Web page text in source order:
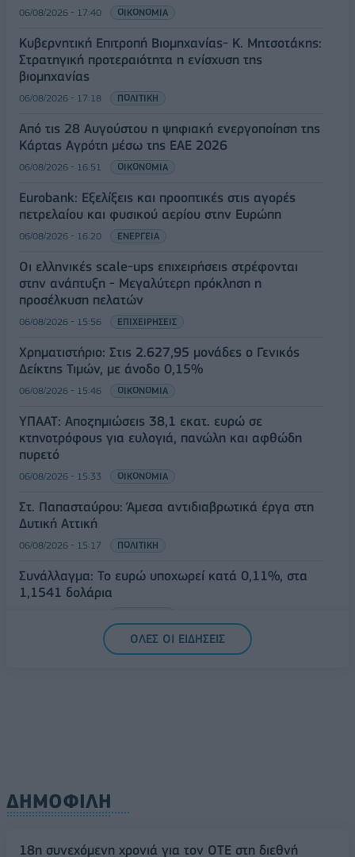
06/08/2026 - 17:40 ΟΙΚΟΝΟΜΙΑ
Κυβερνητική Επιτροπή Βιομηχανίας- Κ. Μητσοτάκης:
Στρατηγική προτεραιότητα η ενίσχυση της
βιομηχανίας
06/08/2026 - 17:18 ΠΟΛΙΤΙΚΗ
Από τις 28 Αυγούστου η ψηφιακή ενεργοποίηση της
Κάρτας Αγρότη μέσω της ΕΑΕ 2026
06/08/2026 - 16:51 ΟΙΚΟΝΟΜΙΑ
Eurobank: Εξελίξεις και προοπτικές στις αγορές
πετρελαίου και φυσικού αερίου στην Ευρώπη
06/08/2026 - 16:20 ΕΝΕΡΓΕΙΑ
Οι ελληνικές scale-ups επιχειρήσεις στρέφονται
στην ανάπτυξη - Μεγαλύτερη πρόκληση η
προσέλκυση πελατών
06/08/2026 - 15:56 ΕΠΙΧΕΙΡΗΣΕΙΣ
Χρηματιστήριο: Στις 2.627,95 μονάδες ο Γενικός
Δείκτης Τιμών, με άνοδο 0,15%
06/08/2026 - 15:46 ΟΙΚΟΝΟΜΙΑ
ΥΠΑΑΤ: Αποζημιώσεις 38,1 εκατ. ευρώ σε
κτηνοτρόφους για ευλογιά, πανώλη και αφθώδη
πυρετό
06/08/2026 - 15:33 ΟΙΚΟΝΟΜΙΑ
Στ. Παπασταύρου: Άμεσα αντιδιαβρωτικά έργα στη
Δυτική Αττική
06/08/2026 - 15:17 ΠΟΛΙΤΙΚΗ
Συνάλλαγμα: Το ευρώ υποχωρεί κατά 0,11%, στα
1,1541 δολάρια
ΟΛΕΣ ΟΙ ΕΙΔΗΣΕΙΣ
ΔΗΜΟΦΙΛΗ
18η συνεχόμενη χρονιά για τον ΟΤΕ στη διεθνή